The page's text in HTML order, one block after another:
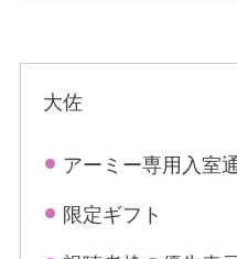
大佐
アーミー専用入室
限定ギフト